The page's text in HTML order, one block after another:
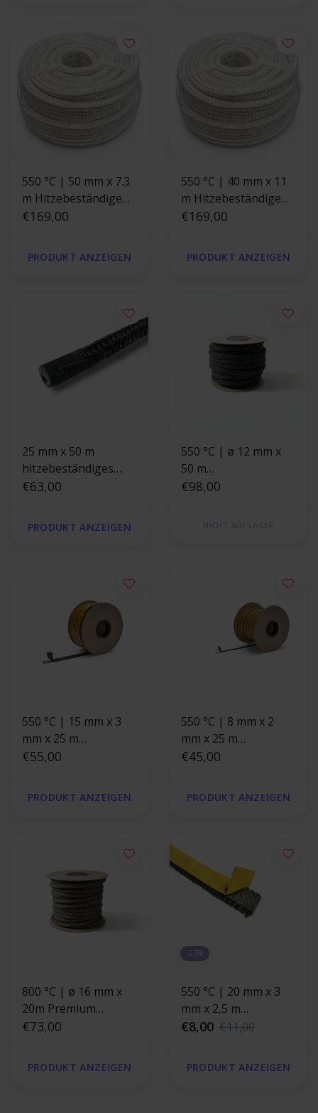
550 °C | 50 mm x 7.3
m Hitzebeständige
Dichtschnur |
€169,00
PRODUKT ANZEIGEN
550 °C | 40 mm x 11
m Hitzebeständige
Dichtschnur |
€169,00
PRODUKT ANZEIGEN
25 mm x 50 m
hitzebeständiges
Endband
€63,00
PRODUKT ANZEIGEN
550 °C | ø 12 mm x
50 m
Hitzebeständige
€98,00
550 °C | 15 mm x 3
mm x 25 m
Hitzebeständige
€55,00
PRODUKT ANZEIGEN
550 °C | 8 mm x 2
mm x 25 m
Hitzebeständige
€45,00
PRODUKT ANZEIGEN
800 °C | ø 16 mm x
20m Premium
Hitzebeständige
€73,00
PRODUKT ANZEIGEN
-27%
550 °C | 20 mm x 3
mm x 2,5 m
Hitzebeständige
€8,00 €11,00
PRODUKT ANZEIGEN